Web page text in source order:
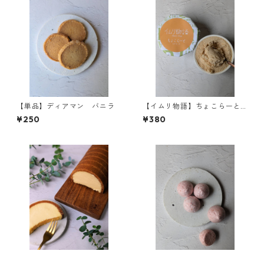
【単品】ディアマン バニラ
¥250
【イムリ物語】ちょこらーと
きなこ
¥380